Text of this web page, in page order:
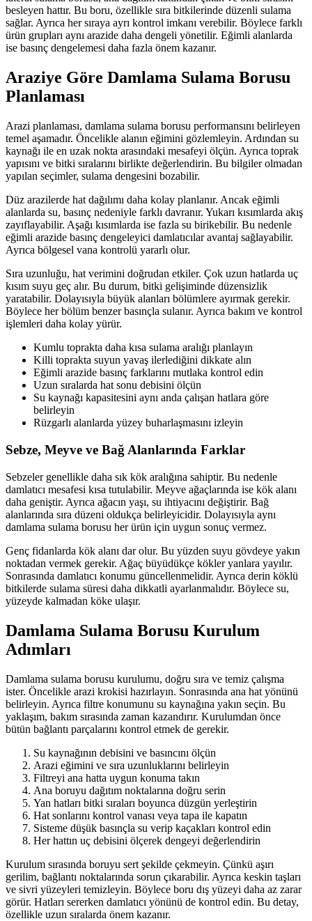
besleyen hattır. Bu boru, özellikle sıra bitkilerinde düzenli sulama
sağlar. Ayrıca her sıraya ayrı kontrol imkanı verebilir. Böylece farklı
ürün grupları aynı arazide daha dengeli yönetilir. Eğimli alanlarda
ise basınç dengelemesi daha fazla önem kazanır.
Araziye Göre Damlama Sulama Borusu
Planlaması
Arazi planlaması, damlama sulama borusu performansını belirleyen
temel aşamadır. Öncelikle alanın eğimini gözlemleyin. Ardından su
kaynağı ile en uzak nokta arasındaki mesafeyi ölçün. Ayrıca toprak
yapısını ve bitki sıralarını birlikte değerlendirin. Bu bilgiler olmadan
yapılan seçimler, sulama dengesini bozabilir.
Düz arazilerde hat dağılımı daha kolay planlanır. Ancak eğimli
alanlarda su, basınç nedeniyle farklı davranır. Yukarı kısımlarda akış
zayıflayabilir. Aşağı kısımlarda ise fazla su birikebilir. Bu nedenle
eğimli arazide basınç dengeleyici damlatıcılar avantaj sağlayabilir.
Ayrıca bölgesel vana kontrolü yararlı olur.
Sıra uzunluğu, hat verimini doğrudan etkiler. Çok uzun hatlarda uç
kısım suyu geç alır. Bu durum, bitki gelişiminde düzensizlik
yaratabilir. Dolayısıyla büyük alanları bölümlere ayırmak gerekir.
Böylece her bölüm benzer basınçla sulanır. Ayrıca bakım ve kontrol
işlemleri daha kolay yürür.
Kumlu toprakta daha kısa sulama aralığı planlayın
Killi toprakta suyun yavaş ilerlediğini dikkate alın
Eğimli arazide basınç farklarını mutlaka kontrol edin
Uzun sıralarda hat sonu debisini ölçün
Su kaynağı kapasitesini aynı anda çalışan hatlara göre
belirleyin
Rüzgarlı alanlarda yüzey buharlaşmasını izleyin
Sebze, Meyve ve Bağ Alanlarında Farklar
Sebzeler genellikle daha sık kök aralığına sahiptir. Bu nedenle
damlatıcı mesafesi kısa tutulabilir. Meyve ağaçlarında ise kök alanı
daha geniştir. Ayrıca ağacın yaşı, su ihtiyacını değiştirir. Bağ
alanlarında sıra düzeni oldukça belirleyicidir. Dolayısıyla aynı
damlama sulama borusu her ürün için uygun sonuç vermez.
Genç fidanlarda kök alanı dar olur. Bu yüzden suyu gövdeye yakın
noktadan vermek gerekir. Ağaç büyüdükçe kökler yanlara yayılır.
Sonrasında damlatıcı konumu güncellenmelidir. Ayrıca derin köklü
bitkilerde sulama süresi daha dikkatli ayarlanmalıdır. Böylece su,
yüzeyde kalmadan köke ulaşır.
Damlama Sulama Borusu Kurulum
Adımları
Damlama sulama borusu kurulumu, doğru sıra ve temiz çalışma
ister. Öncelikle arazi krokisi hazırlayın. Sonrasında ana hat yönünü
belirleyin. Ayrıca filtre konumunu su kaynağına yakın seçin. Bu
yaklaşım, bakım sırasında zaman kazandırır. Kurulumdan önce
bütün bağlantı parçalarını kontrol etmek de gerekir.
Su kaynağının debisini ve basıncını ölçün
Arazi eğimini ve sıra uzunluklarını belirleyin
Filtreyi ana hatta uygun konuma takın
Ana boruyu dağıtım noktalarına doğru serin
Yan hatları bitki sıraları boyunca düzgün yerleştirin
Hat sonlarını kontrol vanası veya tapa ile kapatın
Sisteme düşük basınçla su verip kaçakları kontrol edin
Her hattın uç debisini ölçerek dengeyi değerlendirin
Kurulum sırasında boruyu sert şekilde çekmeyin. Çünkü aşırı
gerilim, bağlantı noktalarında sorun çıkarabilir. Ayrıca keskin taşları
ve sivri yüzeyleri temizleyin. Böylece boru dış yüzeyi daha az zarar
görür. Hatları sererken damlatıcı yönünü de kontrol edin. Bu detay,
özellikle uzun sıralarda önem kazanır.